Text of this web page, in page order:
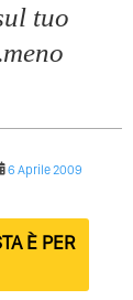
tuo
6 Aprile 2009
È PER